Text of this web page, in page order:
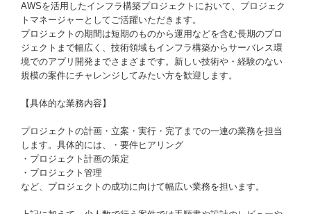
AWSを活用したインフラ構築プロジェクトにおいて、プロジェク
トマネージャーとしてご活躍いただきます。
プロジェクトの期間は短期のものから運用などを含む長期のプロ
ジェクトまで幅広く、技術領域もインフラ構築からサーバレス環
境でのアプリ開発までさまざまです。新しい技術や・経験のない
規模の案件にチャレンジしてみたい方を歓迎します。
【具体的な業務内容】
プロジェクトの計画・立案・実行・完了までの一連の業務を担当
します。具体的には、・要件ヒアリング
・プロジェクト計画の策定
・プロジェクト管理
など、プロジェクトの成功に向けて幅広い業務を担います。